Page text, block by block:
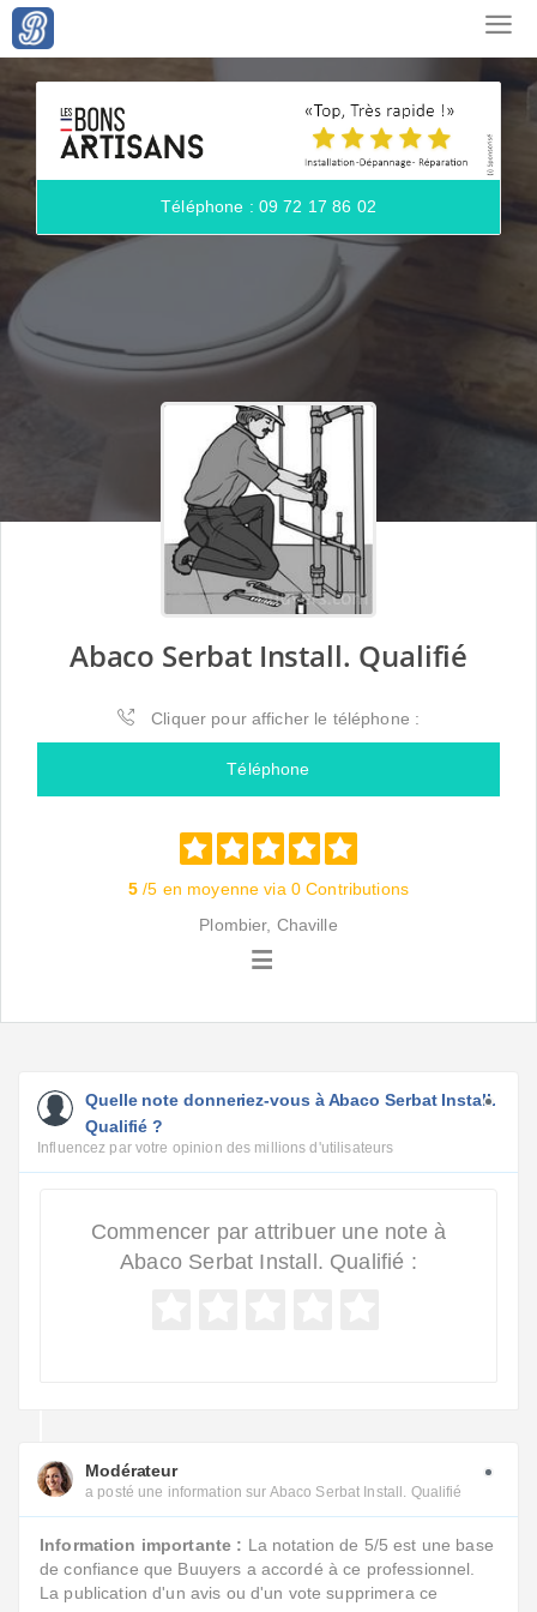
Téléphone : 09 72 17 86 02
Abaco Serbat Install. Qualifié
Cliquer pour afficher le téléphone :
Téléphone
5 /5 en moyenne via 0 Contributions
Plombier, Chaville
Quelle note donneriez-vous à Abaco Serbat Install.
Qualifié ?
Influencez par votre opinion des millions d'utilisateurs
Commencer par attribuer une note à
Abaco Serbat Install. Qualifié :
Modérateur
a posté une information sur Abaco Serbat Install. Qualifié
Information importante : La notation de 5/5 est une base
de confiance que Buuyers a accordé à ce professionnel.
La publication d'un avis ou d'un vote supprimera ce